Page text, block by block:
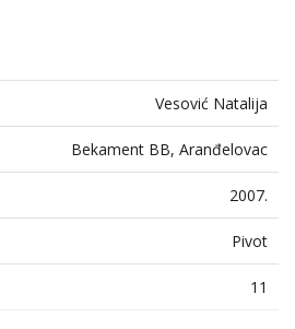
Vesović Natalija
Bekament BB, Aranđelovac
2007.
Pivot
11